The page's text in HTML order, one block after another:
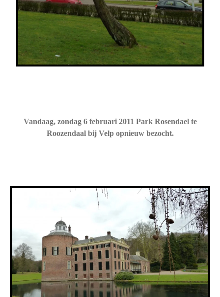
Vandaag, zondag 6 februari 2011 Park Rosendael te
Roozendaal bij Velp opnieuw bezocht.